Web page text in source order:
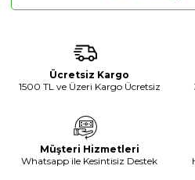
Ücretsiz Kargo
1500 TL ve Üzeri Kargo Ücretsiz
Müşteri Hizmetleri
Whatsapp ile Kesintisiz Destek